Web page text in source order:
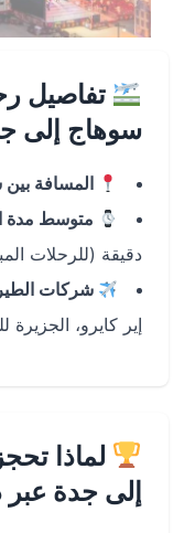
تفاصيل
سوهاج إلى جدة
المسافة بين
متوسط مدة
دقيقة (للرحلات
شركات الطيران
إير كايرو، الجزيرة
لماذا تحجز
إلى جدة عبر